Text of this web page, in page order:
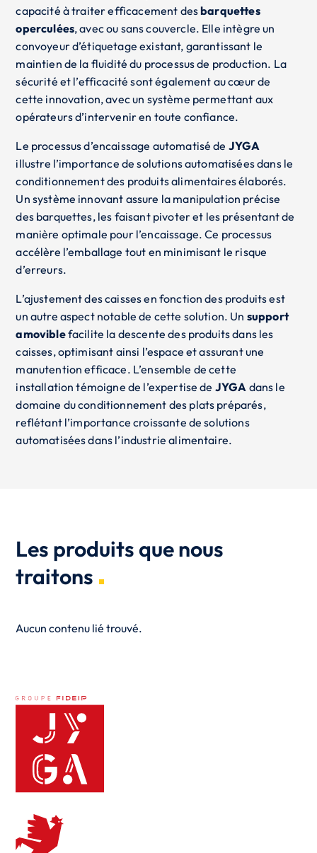
capacité à traiter efficacement desbarquettes
operculées, avec ou sans couvercle. Elle intègre un
convoyeur d’étiquetage existant, garantissant le
maintien de la fluidité du processus de production. La
sécurité et l’efficacité sont également au cœur de
cette innovation, avec un système permettant aux
opérateurs d’intervenir en toute confiance.
Le processus d’encaissage automatisé de JYGA
illustre l’importance de solutions automatisées dans le
conditionnement des produits alimentaires élaborés.
Un système innovant assure la manipulation précise
des barquettes, les faisant pivoter et les présentant de
manière optimale pour l’encaissage. Ce processus
accélère l’emballage tout en minimisant le risque
d’erreurs.
L’ajustement des caisses en fonction des produits est
un autre aspect notable de cette solution. Un support
amoviblefacilite la descente des produits dans les
caisses, optimisant ainsi l’espace et assurant une
manutention efficace. L’ensemble de cette
installation témoigne de l’expertise de JYGA dans le
domaine du conditionnement des plats préparés,
reflétant l’importance croissante de solutions
automatisées dans l’industrie alimentaire.
Les produits que nous
traitons
Aucun contenu lié trouvé.